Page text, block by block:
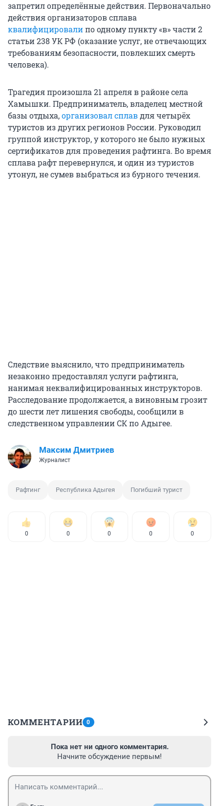
запретил определённые действия. Первоначально
действия организаторов сплава
квалифицировалипо одному пункту «в» части 2
статьи 238 УК РФ (оказание услуг, не отвечающих
требованиям безопасности, повлекших смерть
человека).
Трагедия произошла 21 апреля в районе села
Хамышки. Предприниматель, владелец местной
базы отдыха,организовал сплавдля четырёх
туристов из других регионов России. Руководил
группой инструктор, у которого не было нужных
сертификатов для проведения рафтинга. Во время
сплава рафт перевернулся, и один из туристов
утонул, не сумев выбраться из бурного течения.
Следствие выяснило, что предприниматель
незаконно предоставлял услуги рафтинга,
нанимая неквалифицированных инструкторов.
Расследование продолжается, а виновным грозит
до шести лет лишения свободы, сообщили в
следственном управлении СК по Адыгее.
Максим Дмитриев
Журналист
Рафтинг Республика Адыгея Погибший турист
0 0 0 0 0
КОММЕНТАРИИ 0
Пока нет ни одного комментария.
Начните обсуждение первым!